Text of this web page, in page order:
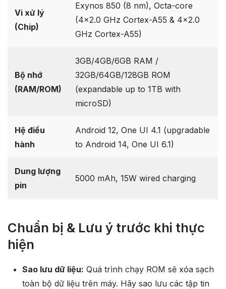
Vi xử lý
(Chip)
Exynos 850 (8 nm), Octa-core
(4×2.0 GHz Cortex-A55 & 4×2.0
GHz Cortex-A55)
Bộ nhớ
(RAM/ROM)
3GB/4GB/6GB RAM /
32GB/64GB/128GB ROM
(expandable up to 1TB with
microSD)
Hệ điều
hành
Android 12, One UI 4.1 (upgradable
to Android 14, One UI 6.1)
Dung lượng
pin
5000 mAh, 15W wired charging
Chuẩn bị & Lưu ý trước khi thực
hiện
Sao lưu dữ liệu: Quá trình chạy ROM sẽ xóa sạch
toàn bộ dữ liệu trên máy. Hãy sao lưu các tập tin